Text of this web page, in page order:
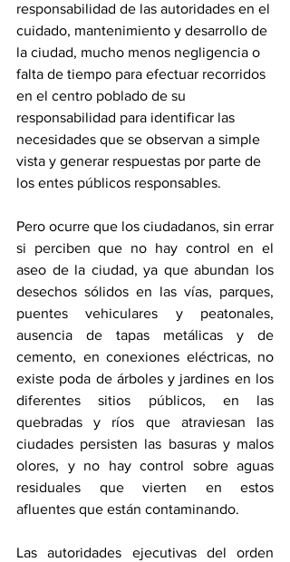
responsabilidad de las autoridades en el
cuidado, mantenimiento y desarrollo de
la ciudad, mucho menos negligencia o
falta de tiempo para efectuar recorridos
en el centro poblado de su
responsabilidad para identificar las
necesidades que se observan a simple
vista y generar respuestas por parte de
los entes públicos responsables.
Pero ocurre que los ciudadanos, sin errar
si perciben que no hay control en el
aseo de la ciudad, ya que abundan los
desechos sólidos en las vías, parques,
puentes vehiculares y peatonales,
ausencia de tapas metálicas y de
cemento, en conexiones eléctricas, no
existe poda de árboles y jardines en los
diferentes sitios públicos, en las
quebradas y ríos que atraviesan las
ciudades persisten las basuras y malos
olores, y no hay control sobre aguas
residuales que vierten en estos
afluentes que están contaminando.
Las autoridades ejecutivas del orden